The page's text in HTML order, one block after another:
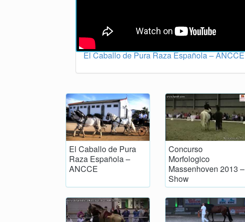
El Caballo de Pura Raza Española – ANCCE
El Caballo de Pura
Raza Española –
ANCCE
Concurso
Morfologico
Massenhoven 2013 –
Show